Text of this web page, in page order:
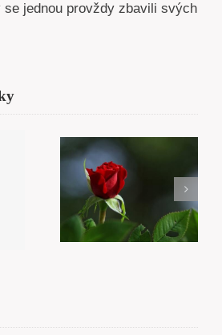
se jednou provždy zbavili svých
Karma